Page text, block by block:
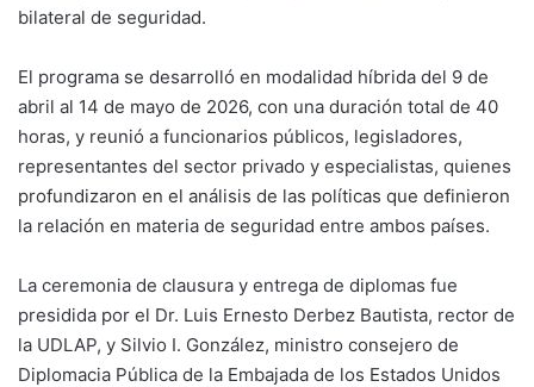
bilateral de seguridad.
El programa se desarrolló en modalidad híbrida del 9 de
abril al 14 de mayo de 2026, con una duración total de 40
horas, y reunió a funcionarios públicos, legisladores,
representantes del sector privado y especialistas, quienes
profundizaron en el análisis de las políticas que definieron
la relación en materia de seguridad entre ambos países.
La ceremonia de clausura y entrega de diplomas fue
presidida por el Dr. Luis Ernesto Derbez Bautista, rector de
la UDLAP, y Silvio I. González, ministro consejero de
Diplomacia Pública de la Embajada de los Estados Unidos